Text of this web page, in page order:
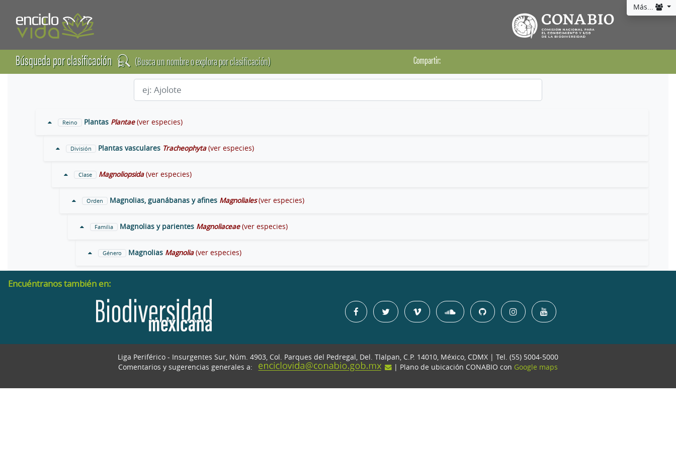
Más...
Búsqueda por clasificación (Busca un nombre o explora por clasificación) Compartir:
Reino Plantas Plantae (ver especies)
División Plantas vasculares Tracheophyta (ver especies)
Clase Magnoliopsida (ver especies)
Orden Magnolias, guanábanas y afines Magnoliales (ver especies)
Familia Magnolias y parientes Magnoliaceae (ver especies)
Género Magnolias Magnolia (ver especies)
Encuéntranos también en:
Liga Periférico - Insurgentes Sur, Núm. 4903, Col. Parques del Pedregal, Del. Tlalpan, C.P. 14010, México, CDMX | Tel. (55) 5004-5000
Comentarios y sugerencias generales a:
| Plano de ubicación CONABIO con Google maps